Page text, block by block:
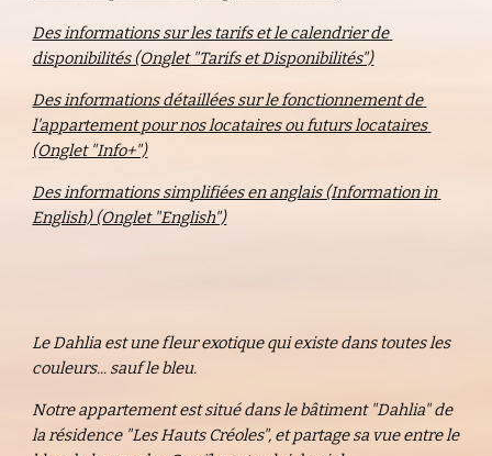
Des informations sur les tarifs et le calendrier de
disponibilités (Onglet "Tarifs et Disponibilités")
Des informations détaillées sur le fonctionnement de
l'appartement pour nos locataires ou futurs locataires
(Onglet "Info+")
Des informations simplifiées en anglais (Information in
English) (Onglet "English")
Le Dahlia est une fleur exotique qui existe dans toutes les
couleurs... sauf le bleu.
Notre appartement est situé dans le bâtiment "Dahlia" de
la résidence "Les Hauts Créoles", et partage sa vue entre le